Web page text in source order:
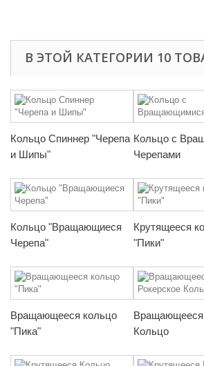
В ЭТОЙ КАТЕГОРИИ 10
Кольцо Спиннер "Черепа
и Шипы"
Кольцо с
Черепами
Кольцо "Вращающиеся
Черепа"
Крутящееся
"Пики"
Вращающееся кольцо
"Пика"
Вращающееся
Кольцо